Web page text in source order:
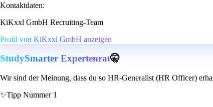
Kontaktdaten:
KiKxxl GmbH Recruiting-Team
Profil von KiKxxl GmbH anzeigen
StudySmarter Expertenrat🤫
Wir sind der Meinung, dass du so HR-Generalist (HR Officer)
✨Tipp Nummer 1